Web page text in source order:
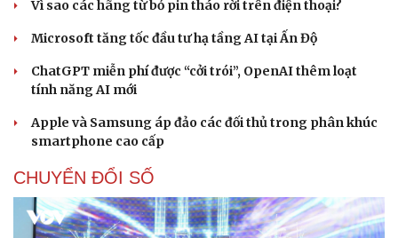
Vì sao các hãng từ bỏ pin tháo rời trên điện thoại?
Microsoft tăng tốc đầu tư hạ tầng AI tại Ấn Độ
ChatGPT miễn phí được “cởi trói”, OpenAI thêm loạt
tính năng AI mới
Apple và Samsung áp đảo các đối thủ trong phân khúc
smartphone cao cấp
CHUYỂN ĐỔI SỐ